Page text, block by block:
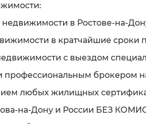
в Ростове-на-
в кратчайшие сроки
с выездом
профессиональным
любых жилищных
на-Дону и России БЕЗ